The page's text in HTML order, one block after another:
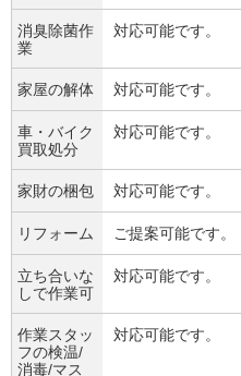
消臭除菌作
業
対応可能です。
家屋の解体 対応可能です。
車・バイク
買取処分
対応可能です。
家財の梱包 対応可能です。
リフォーム ご提案可能です。
立ち合いな
しで作業可
対応可能です。
作業スタッ
フの検温/
消毒/マス
対応可能です。